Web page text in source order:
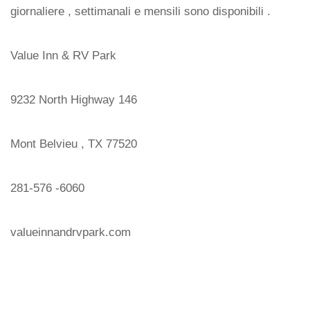
giornaliere , settimanali e mensili sono disponibili .
Value Inn & RV Park
9232 North Highway 146
Mont Belvieu , TX 77520
281-576 -6060
valueinnandrvpark.com